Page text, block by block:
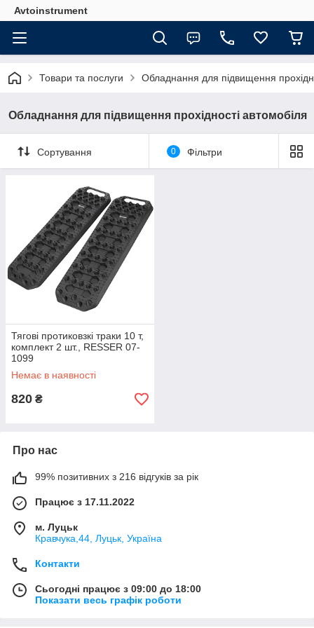
Avtoinstrument
Товари та послуги Обладнання для підвищення
Обладнання для підвищення прохідності автомобіля
Сортування 0 Фільтри
Тягові протиковзкі траки 10 т,
комплект 2 шт., RESSER 07-
1099
Немає в наявності
820 ₴
Про нас
99% позитивних з 216 відгуків за рік
Працює з 17.11.2022
м. Луцьк
Кравчука,44, Луцьк, Україна
Контакти
Сьогодні працює з 09:00 до 18:00
Показати весь графік роботи